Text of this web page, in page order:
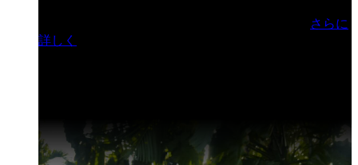
さらに
詳しく